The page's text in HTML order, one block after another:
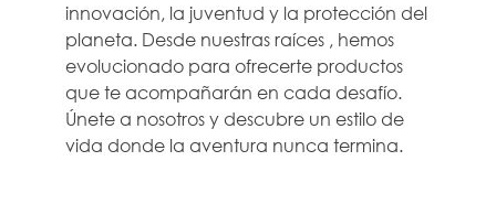
innovación, la juventud y la protección del
planeta. Desde nuestras raíces , hemos
evolucionado para ofrecerte productos
que te acompañarán en cada desafío.
Únete a nosotros y descubre un estilo de
vida donde la aventura nunca termina.